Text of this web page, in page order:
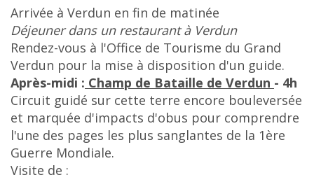
Arrivée à Verdun en fin de matinée
Déjeuner dans un restaurant à Verdun
Rendez-vous à l'Office de Tourisme du Grand
Verdun pour la mise à disposition d'un guide.
Après-midi : Champ de Bataille de Verdun - 4h
Circuit guidé sur cette terre encore bouleversée
et marquée d'impacts d'obus pour comprendre
l'une des pages les plus sanglantes de la 1ère
Guerre Mondiale.
Visite de :